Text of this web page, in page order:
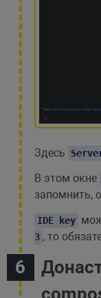
Здесь
В этом окне
запомнить,
IDE key
3 , то